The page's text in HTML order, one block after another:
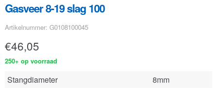
Gasveer 8-19 slag 100
Artikelnummer: G0108100045
€46,05
250+ op voorraad
Stangdiameter
8mm